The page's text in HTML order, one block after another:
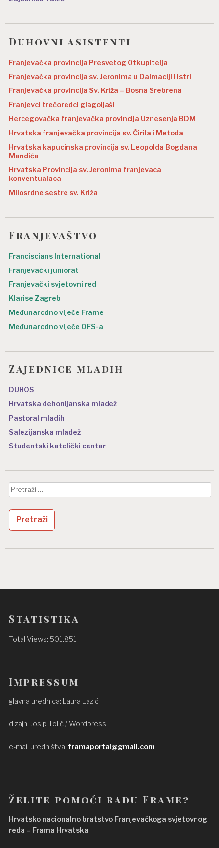
Duhovni asistenti
Franjevačka provincija Presvetog Otkupitelja
Franjevačka provincija sv. Jeronima u Dalmaciji i Istri
Franjevačka provincija Sv. Križa – Bosna Srebrena
Franjevci trećoredci glagoljaši
Hercegovačka franjevačka provincija Uznesenja BDM
Hrvatska franjevačka provincija sv. Ćirila i Metoda
Hrvatska kapucinska provincija sv. Leopolda Bogdana
Mandića
Hrvatska Provincija sv. Jeronima franjevaca
konventualaca
Milosrdne sestre sv. Križa
Franjevaštvo
Franciscians International
Franjevački juniorat
Franjevački svjetovni red
Klarise Zagreb
Međunarodno vijeće Frame
Međunarodno vijeće OFS-a
Zajednice mladih
DUHOS
Hrvatska dehonijanska mladež
Pastoral mladih
Salezijanska mladež
Studentski katolički centar
Pretraži:
Statistika
Total Views:501.851
Impressum
glavna urednica: Laura Lazić
dizajn: Josip Tolić / Wordpress
e-mail uredništva: framaportal@gmail.com
Želite pomoći radu Frame?
Hrvatsko nacionalno bratstvo Franjevačkoga svjetovnog
reda – Frama Hrvatska